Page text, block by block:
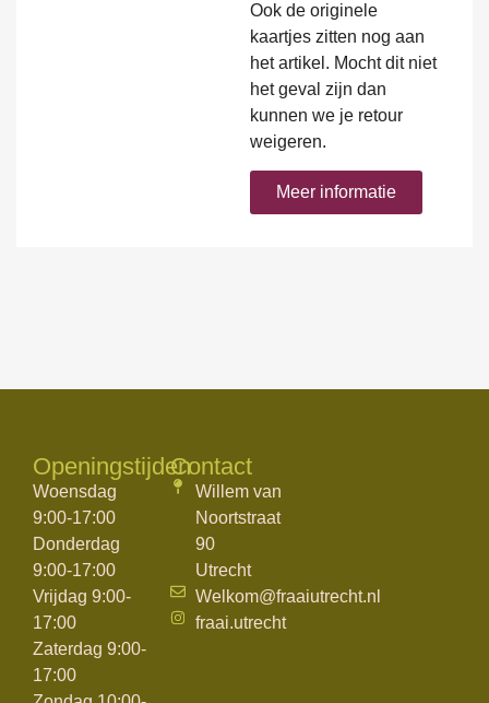
Ook de originele
kaartjes zitten nog aan
het artikel. Mocht dit niet
het geval zijn dan
kunnen we je retour
weigeren.
Meer informatie
Openingstijden
Woensdag
9:00-17:00
Donderdag
9:00-17:00
Vrijdag 9:00-
17:00
Zaterdag 9:00-
17:00
Contact
Willem van
Noortstraat
90
Utrecht
Welkom@fraaiutrecht.nl
fraai.utrecht